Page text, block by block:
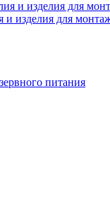
и изделия для
питания